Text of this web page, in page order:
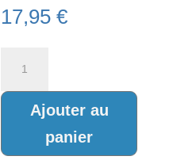
17,95€
Volume
Dents
Ajouter au
panier